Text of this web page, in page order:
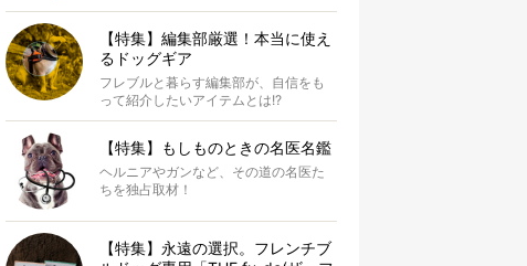
【特集】編集部厳選！本当に使え
るドッグギア
フレブルと暮らす編集部が、自信をも
って紹介したいアイテムとは!?
【特集】もしものときの名医名鑑
ヘルニアやガンなど、その道の名医た
ちを独占取材！
【特集】永遠の選択。フレンチブ